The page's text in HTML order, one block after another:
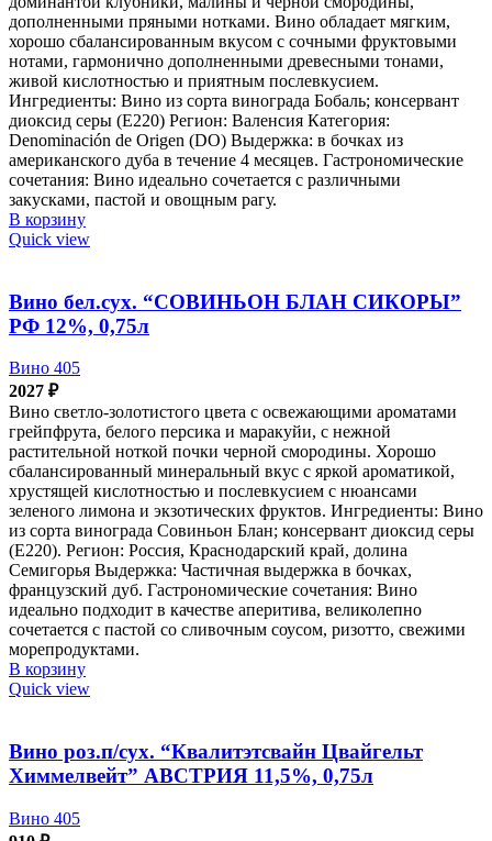
дополненными пряными нотками. Вино обладает мягким,
хорошо сбалансированным вкусом с сочными фруктовыми
нотами, гармонично дополненными древесными тонами,
живой кислотностью и приятным послевкусием.
Ингредиенты: Вино из сорта винограда Бобаль; консервант
диоксид серы (Е220) Регион: Валенсия Категория:
Denominación de Origen (DO) Выдержка: в бочках из
американского дуба в течение 4 месяцев. Гастрономические
сочетания: Вино идеально сочетается с различными
закусками, пастой и овощным рагу.
В корзину
Quick view
Вино бел.сух. “СОВИНЬОН БЛАН СИКОРЫ”
РФ 12%, 0,75л
Вино 405
2027 ₽
Вино светло-золотистого цвета с освежающими ароматами
грейпфрута, белого персика и маракуйи, с нежной
растительной ноткой почки черной смородины. Хорошо
сбалансированный минеральный вкус с яркой ароматикой,
хрустящей кислотностью и послевкусием с нюансами
зеленого лимона и экзотических фруктов. Ингредиенты: Вино
из сорта винограда Совиньон Блан; консервант диоксид серы
(Е220). Регион: Россия, Краснодарский край, долина
Семигорья Выдержка: Частичная выдержка в бочках,
французский дуб. Гастрономические сочетания: Вино
идеально подходит в качестве аперитива, великолепно
сочетается с пастой со сливочным соусом, ризотто, свежими
морепродуктами.
В корзину
Quick view
Вино роз.п/сух. “Квалитэтсвайн Цвайгельт
Химмелвейт” АВСТРИЯ 11,5%, 0,75л
Вино 405